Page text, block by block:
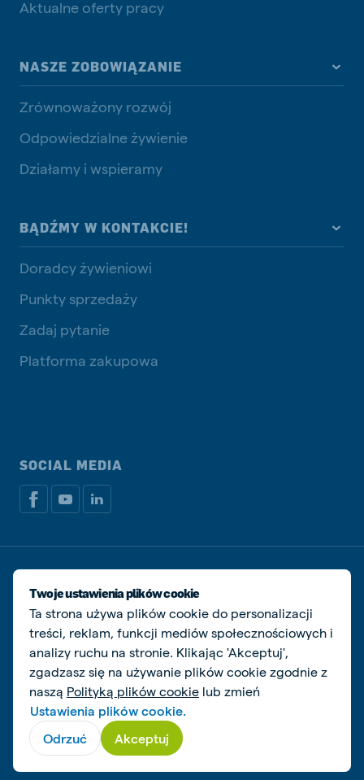
Aktualne oferty pracy
NASZE ZOBOWIĄZANIE
Zrównoważony rozwój
Odpowiedzialne żywienie
Działamy i wspieramy
BĄDŹMY W KONTAKCIE!
Doradcy żywieniowi
Punkty sprzedaży
Zadaj pytanie
Platforma zakupowa
SOCIAL MEDIA
Polityka prywatności i plików cookie
Zarządzaj ciasteczkami
© De Heus Animal Nutrition
Twoje ustawienia plików cookie
Ta strona używa plików cookie do personalizacji
treści, reklam, funkcji mediów społecznościowych i
analizy ruchu na stronie. Klikając 'Akceptuj',
zgadzasz się na używanie plików cookie zgodnie z
naszą Polityką plików cookie lub zmień
Ustawienia plików cookie.
Odrzuć
Akceptuj